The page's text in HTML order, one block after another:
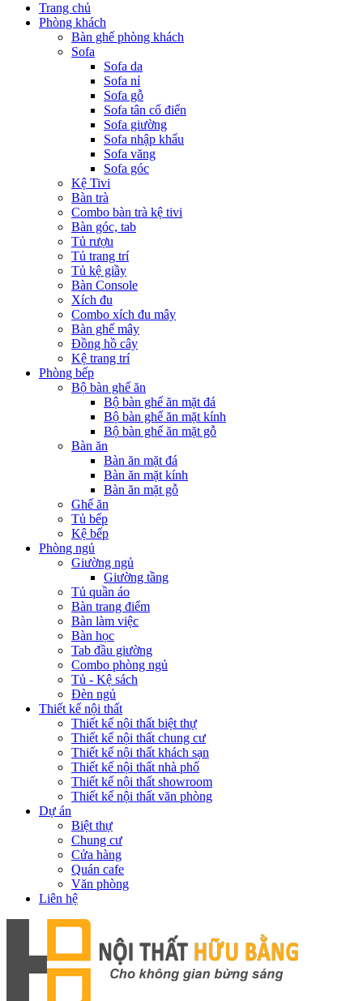
Trang chủ
Phòng khách
Bàn ghế phòng khách
Sofa
Sofa da
Sofa nỉ
Sofa gỗ
Sofa tân cổ điển
Sofa giường
Sofa nhập khẩu
Sofa văng
Sofa góc
Kệ Tivi
Bàn trà
Combo bàn trà kệ tivi
Bàn góc, tab
Tủ rượu
Tủ trang trí
Tủ kệ giầy
Bàn Console
Xích đu
Combo xích đu mây
Bàn ghế mây
Đồng hồ cây
Kệ trang trí
Phòng bếp
Bộ bàn ghế ăn
Bộ bàn ghế ăn mặt đá
Bộ bàn ghế ăn mặt kính
Bộ bàn ghế ăn mặt gỗ
Bàn ăn
Bàn ăn mặt đá
Bàn ăn mặt kính
Bàn ăn mặt gỗ
Ghế ăn
Tủ bếp
Kệ bếp
Phòng ngủ
Giường ngủ
Giường tầng
Tủ quần áo
Bàn trang điểm
Bàn làm việc
Bàn học
Tab đầu giường
Combo phòng ngủ
Tủ - Kệ sách
Đèn ngủ
Thiết kế nội thất
Thiết kế nội thất biệt thự
Thiết kế nội thất chung cư
Thiết kế nội thất khách sạn
Thiết kế nội thất nhà phố
Thiết kế nội thất showroom
Thiết kế nội thất văn phòng
Dự án
Biệt thự
Chung cư
Cửa hàng
Quán cafe
Văn phòng
Liên hệ